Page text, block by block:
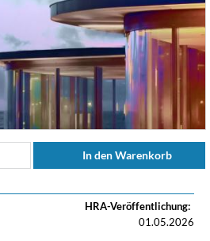
In den Warenkorb
HRA-Veröffentlichung:
01.05.2026